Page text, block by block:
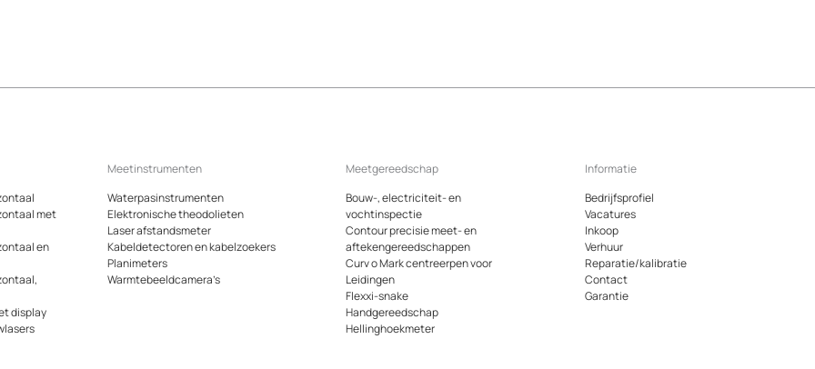
met
en
display
Meetinstrumenten
Waterpasinstrumenten
Elektronische theodolieten
Laser afstandsmeter
Kabeldetectoren en kabelzoekers
Planimeters
Warmtebeeldcamera’s
Meetgereedschap
Bouw-, electriciteit- en
vochtinspectie
Contour precisie meet- en
aftekengereedschappen
Curv o Mark centreerpen voor
Leidingen
Flexxi-snake
Handgereedschap
Hellinghoekmeter
Informatie
Bedrijfsprofiel
Vacatures
Inkoop
Verhuur
Reparatie/kalibratie
Contact
Garantie